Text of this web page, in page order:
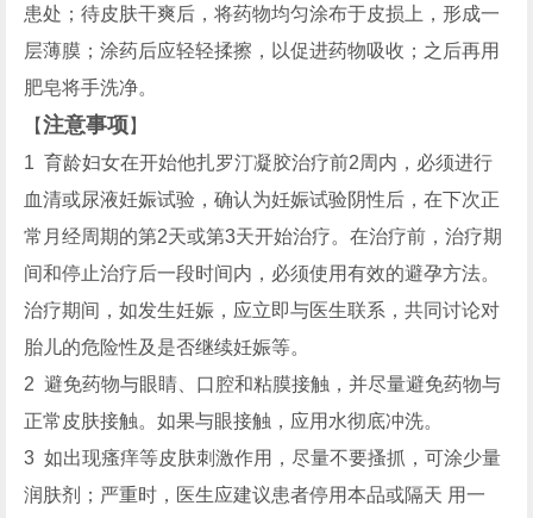
患处；待皮肤干爽后，将药物均匀涂布于皮损上，形成一
层薄膜；涂药后应轻轻揉擦，以促进药物吸收；之后再用
肥皂将手洗净。
【注意事项】
1 育龄妇女在开始他扎罗汀凝胶治疗前2周内，必须进行
血清或尿液妊娠试验，确认为妊娠试验阴性后，在下次正
常月经周期的第2天或第3天开始治疗。在治疗前，治疗期
间和停止治疗后一段时间内，必须使用有效的避孕方法。
治疗期间，如发生妊娠，应立即与医生联系，共同讨论对
胎儿的危险性及是否继续妊娠等。
2 避免药物与眼睛、口腔和粘膜接触，并尽量避免药物与
正常皮肤接触。如果与眼接触，应用水彻底冲洗。
3 如出现瘙痒等皮肤刺激作用，尽量不要搔抓，可涂少量
润肤剂；严重时，医生应建议患者停用本品或隔天 用一